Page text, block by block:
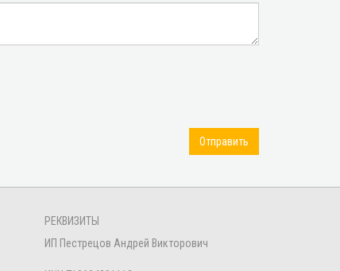
Отправить
РЕКВИЗИТЫ
ИП Пестрецов Андрей Викторович